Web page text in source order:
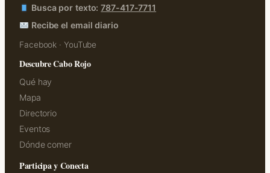
Busca por texto:787-417-7711
Recibe el email diario
Facebook · YouTube
Descubre Cabo Rojo
Qué hay
Mapa
Directorio
Eventos
Dónde comer
Participa y Conecta